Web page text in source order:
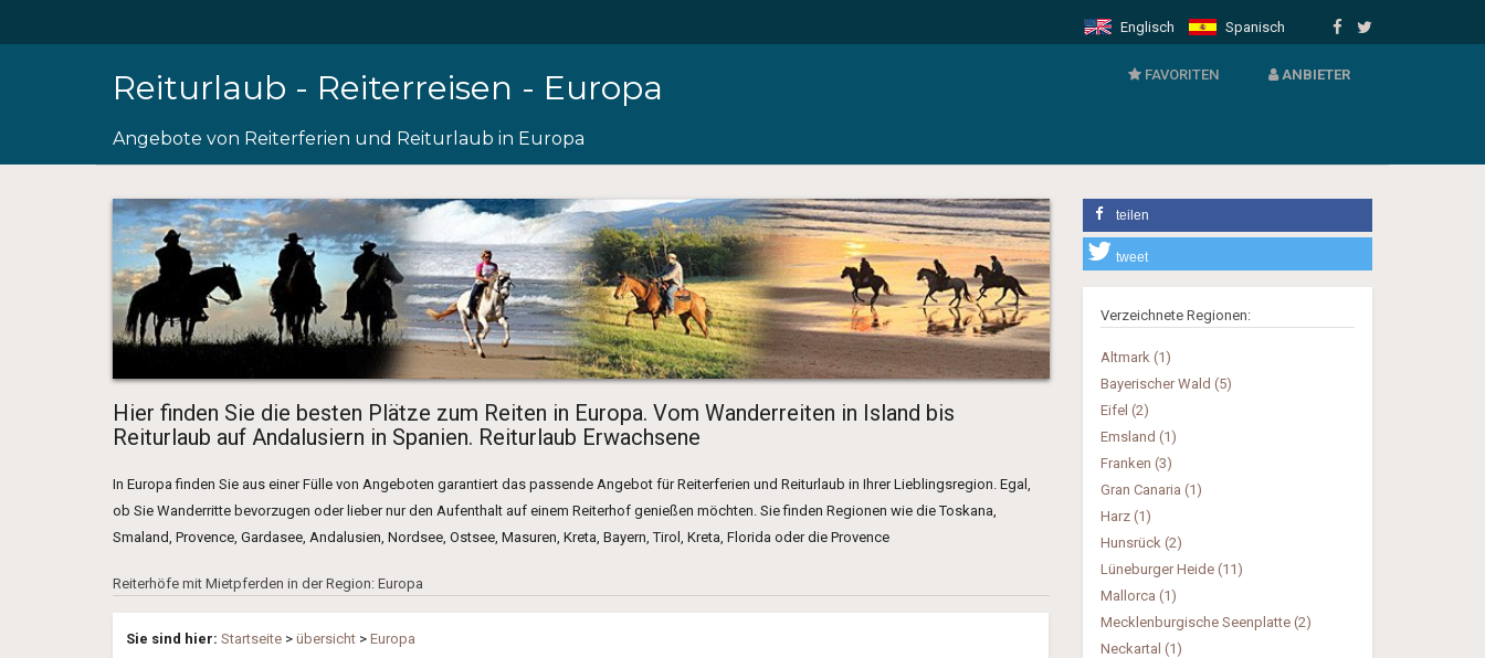
Englisch Spanisch
Reiturlaub - Reiterreisen - Europa
Angebote von Reiterferien und Reiturlaub in Europa
FAVORITEN ANBIETER
VERMIETER
Hier finden Sie die besten Plätze zum Reiten in Europa. Vom Wanderreiten in Island bis
Reiturlaub auf Andalusiern in Spanien. Reiturlaub Erwachsene
In Europa finden Sie aus einer Fülle von Angeboten garantiert das passende Angebot für Reiterferien und Reiturlaub in Ihrer Lieblingsregion. Egal,
ob Sie Wanderritte bevorzugen oder lieber nur den Aufenthalt auf einem Reiterhof genießen möchten. Sie finden Regionen wie die Toskana,
Smaland, Provence, Gardasee, Andalusien, Nordsee, Ostsee, Masuren, Kreta, Bayern, Tirol, Kreta, Florida oder die Provence
Reiterhöfe mit Mietpferden in der Region: Europa
Sie sind hier: Startseite > übersicht > Europa
teilen
tweet
Verzeichnete Regionen:
Altmark (1)
Bayerischer Wald (5)
Eifel (2)
Emsland (1)
Franken (3)
Gran Canaria (1)
Harz (1)
Hunsrück (2)
Lüneburger Heide (11)
Mallorca (1)
Mecklenburgische Seenplatte (2)
Neckartal (1)